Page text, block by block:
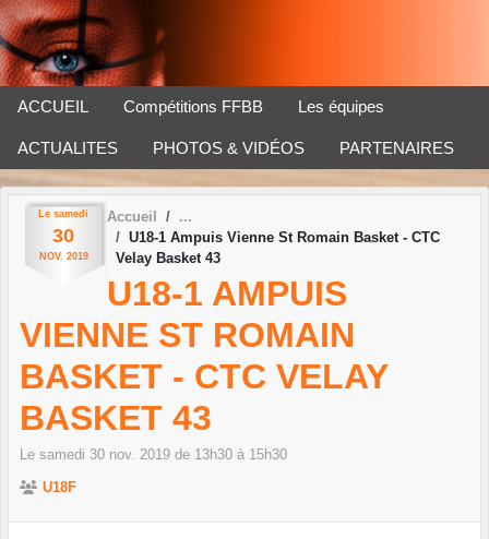
ACCUEIL Compétitions FFBB Les équipes
ACTUALITES PHOTOS & VIDÉOS PARTENAIRES
Le samedi
30
NOV. 2019
Accueil
U18-1 Ampuis Vienne St Romain Basket - CTC
Velay Basket 43
U18-1 AMPUIS
VIENNE ST ROMAIN
BASKET - CTC VELAY
BASKET 43
Le samedi 30 nov. 2019 de 13h30 à 15h30
U18F
Panneau de gestion des cookies